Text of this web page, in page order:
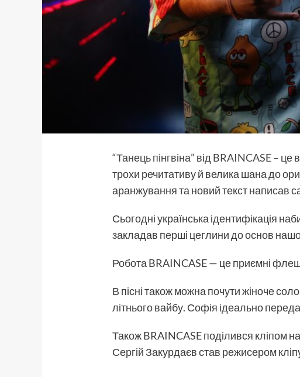
“Танець пінгвіна” від BRAINCASE– це
трохи речитативу й велика шана до
аранжування та новий текст написав
Сьогодні українська ідентифікація
закладав перші цеглини до основ
Робота BRAINCASE — це приємні
В пісні також можна почути жіноче
літнього вайбу. Софія ідеально
Також BRAINCASE поділився кліпом
Сергій Закурдаєв став режисером